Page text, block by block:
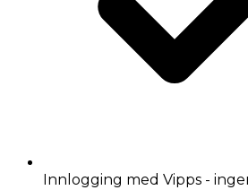
Innlogging med Vipps -